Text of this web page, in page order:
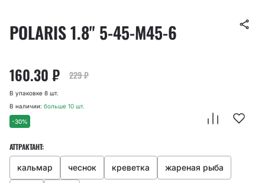
POLARIS 1.8" 5-45-M45-6
160.30₽ 229₽
-30%
В упаковке 8 шт.
В наличии: больше 10 шт.
АТТРАКТАНТ:
кальмар чеснок креветка жареная рыба